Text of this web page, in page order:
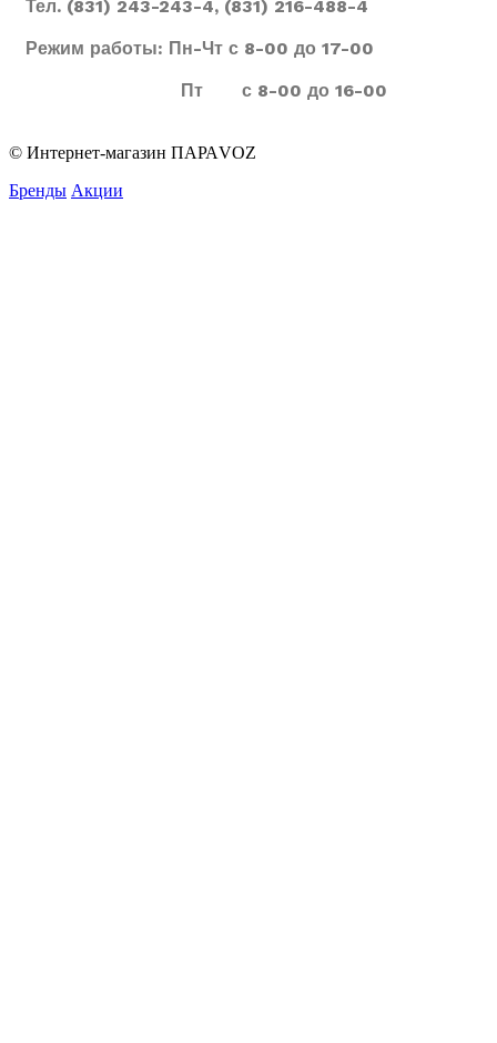
Тел. (831) 243-243-4, (831) 216-488-4
Режим работы: Пн-Чт с 8-00 до 17-00
Пт с 8-00 до 16-00
© Интернет-магазин ПАРАVOZ
Бренды Акции